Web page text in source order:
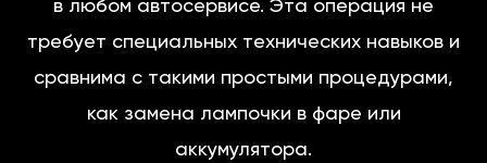
в любом автосервисе. Эта операция не
требует специальных технических навыков и
сравнима с такими простыми процедурами,
как замена лампочки в фаре или
аккумулятора.